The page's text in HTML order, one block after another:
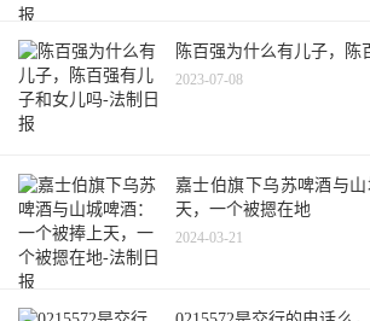
陈百强为什么有儿子，陈
2023-07-08
嘉士伯旗下乌苏啤酒与
天，一个被摁在地
2024-03-21